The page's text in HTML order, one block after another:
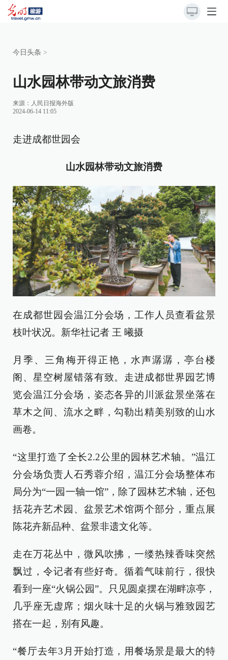
今日头条 >
山水园林带动文旅消费
来源： 人民日报海外版
2024-06-14 11:05
走进成都世园会
山水园林带动文旅消费
在成都世园会温江分会场，工作人员查看盆景
枝叶状况。新华社记者 王 曦摄
月季、三角梅开得正艳，水声潺潺，亭台楼
阁、星空树屋错落有致。走进成都世界园艺博
览会温江分会场，姿态各异的川派盆景坐落在
草木之间、流水之畔，勾勒出精美别致的山水
画卷。
“这里打造了全长2.2公里的园林艺术轴。”温江
分会场负责人石秀蓉介绍，温江分会场整体布
局分为“一园一轴一馆”，除了园林艺术轴，还包
括花卉艺术园、盆景艺术馆两个部分，重点展
陈花卉新品种、盆景非遗文化等。
走在万花丛中，微风吹拂，一缕热辣香味突然
飘过，令记者有些好奇。循着气味前行，很快
看到一座“火锅公园”。只见圆桌摆在湖畔凉亭，
几乎座无虚席；烟火味十足的火锅与雅致园艺
搭在一起，别有风趣。
“餐厅去年3月开始打造，用餐场景是最大的特